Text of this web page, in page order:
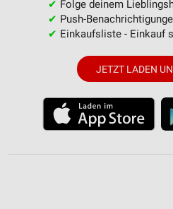
✔ Folge deinem
✔ Push-
✔ Einkaufsliste - Einkauf
JETZT LADEN